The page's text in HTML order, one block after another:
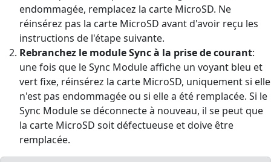
endommagée, remplacez la carte MicroSD. Ne
réinsérez pas la carte MicroSD avant d'avoir reçu les
instructions de l'étape suivante.
Rebranchez le module Sync à la prise de courant:
une fois que le Sync Module affiche un voyant bleu et
vert fixe, réinsérez la carte MicroSD, uniquement si elle
n'est pas endommagée ou si elle a été remplacée. Si le
Sync Module se déconnecte à nouveau, il se peut que
la carte MicroSD soit défectueuse et doive être
remplacée.